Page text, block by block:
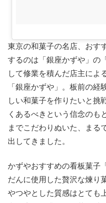
東京の和菓子の名店、おす
するのは「銀座かずや」の
して修業を積んだ店主によ
「銀座かずや」。板前の
しい和菓子を作りたいと挑
くあるべきという信念のも
までこだわりぬいた、まる
出してきました。
かずやおすすめの看板菓子
だんに使用した贅沢な煉り
やつやとした質感はとても